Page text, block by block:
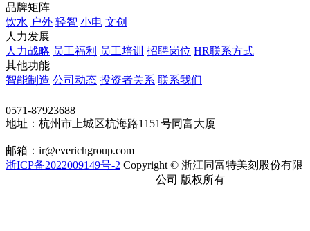
品牌矩阵
饮水 户外 轻智 小电 文创
人力发展
人力战略 员工福利 员工培训 招聘岗位 HR联系方式
其他功能
智能制造 公司动态 投资者关系 联系我们
0571-87923688
地址：杭州市上城区杭海路1151号同富大厦
邮箱：ir@everichgroup.com
浙ICP备2022009149号-2 Copyright © 浙江同富特美刻股份有限
公司 版权所有